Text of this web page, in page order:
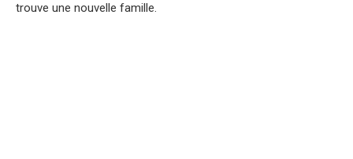
trouve une nouvelle famille.